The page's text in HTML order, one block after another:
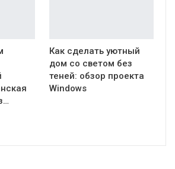
Как сделать уютный
дом со светом без
теней: обзор проекта
Windows